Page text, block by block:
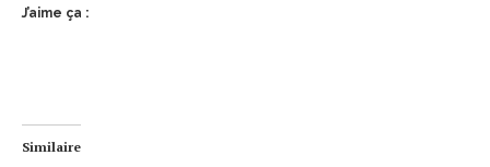
J’aime ça :
Similaire